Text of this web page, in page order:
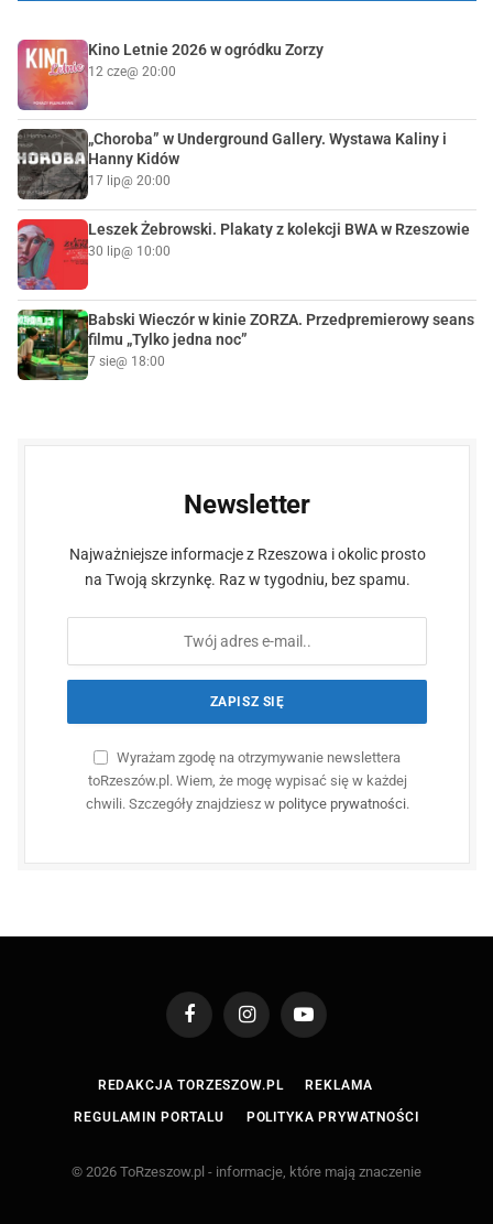
Kino Letnie 2026 w ogródku Zorzy
12 cze@ 20:00
„Choroba” w Underground Gallery. Wystawa Kaliny i
Hanny Kidów
17 lip@ 20:00
Leszek Żebrowski. Plakaty z kolekcji BWA w Rzeszowie
30 lip@ 10:00
Babski Wieczór w kinie ZORZA. Przedpremierowy seans
filmu „Tylko jedna noc”
7 sie@ 18:00
Newsletter
Najważniejsze informacje z Rzeszowa i okolic prosto
na Twoją skrzynkę. Raz w tygodniu, bez spamu.
Wyrażam zgodę na otrzymywanie newslettera
toRzeszów.pl. Wiem, że mogę wypisać się w każdej
chwili. Szczegóły znajdziesz w polityce prywatności.
FacebookInstagramYouTube
REDAKCJA TORZESZOW.PL REKLAMA
REGULAMIN PORTALU POLITYKA PRYWATNOŚCI
© 2026 ToRzeszow.pl - informacje, które mają znaczenie